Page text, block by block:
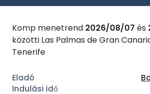
Komp menetrend 2026/08/07 és
közötti Las Palmas de Gran
Tenerife